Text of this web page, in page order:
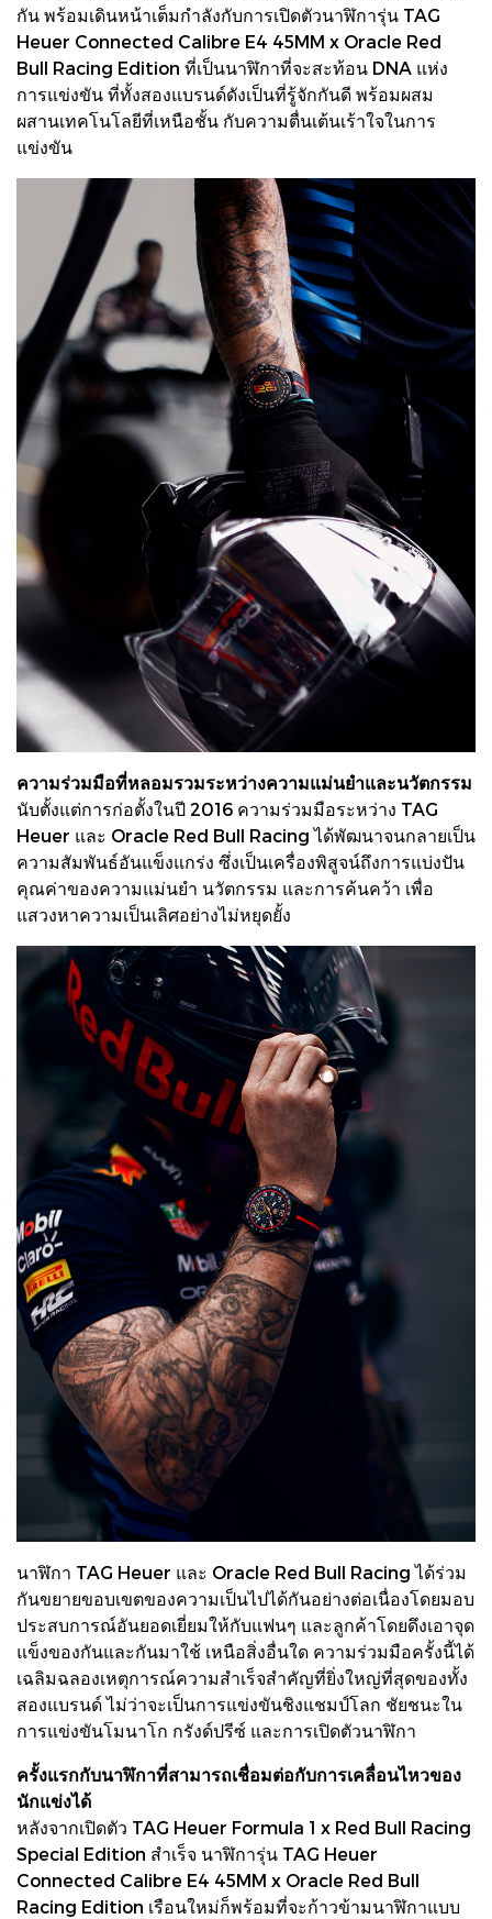
กัน พร้อมเดินหน้าเต็มกำลังกับการเปิดตัวนาฬิการุ่น TAG
Heuer Connected Calibre E4 45MM x Oracle Red
Bull Racing Edition ที่เป็นนาฬิกาที่จะสะท้อน DNA แห่ง
การแข่งขัน ที่ทั้งสองแบรนด์ดังเป็นที่รู้จักกันดี พร้อมผสม
ผสานเทคโนโลยีที่เหนือชั้น กับความตื่นเต้นเร้าใจในการ
แข่งขัน
ความร่วมมือที่หลอมรวมระหว่างความแม่นยำและนวัตกรรม
นับตั้งแต่การก่อตั้งในปี 2016 ความร่วมมือระหว่าง TAG
Heuer และ Oracle Red Bull Racing ได้พัฒนาจนกลายเป็น
ความสัมพันธ์อันแข็งแกร่ง ซึ่งเป็นเครื่องพิสูจน์ถึงการแบ่งปัน
คุณค่าของความแม่นยำ นวัตกรรม และการค้นคว้า เพื่อ
แสวงหาความเป็นเลิศอย่างไม่หยุดยั้ง
นาฬิกา TAG Heuer และ Oracle Red Bull Racing ได้ร่วม
กันขยายขอบเขตของความเป็นไปได้กันอย่างต่อเนื่องโดยมอบ
ประสบการณ์อันยอดเยี่ยมให้กับแฟนๆ และลูกค้าโดยดึงเอาจุด
แข็งของกันและกันมาใช้ เหนือสิ่งอื่นใด ความร่วมมือครั้งนี้ได้
เฉลิมฉลองเหตุการณ์ความสำเร็จสำคัญที่ยิ่งใหญ่ที่สุดของทั้ง
สองแบรนด์ ไม่ว่าจะเป็นการแข่งขันชิงแชมป์โลก ชัยชนะใน
การแข่งขันโมนาโก กรังด์ปรีซ์ และการเปิดตัวนาฬิกา
ครั้งแรกกับนาฬิกาที่สามารถเชื่อมต่อกับการเคลื่อนไหวของ
นักแข่งได้
หลังจากเปิดตัว TAG Heuer Formula 1 x Red Bull Racing
Special Edition สำเร็จ นาฬิการุ่น TAG Heuer
Connected Calibre E4 45MM x Oracle Red Bull
Racing Edition เรือนใหม่ก็พร้อมที่จะก้าวข้ามนาฬิกาแบบ